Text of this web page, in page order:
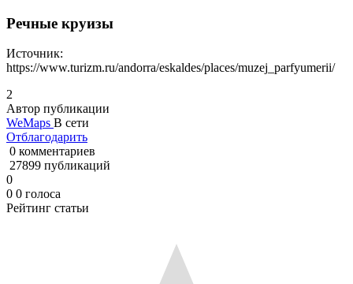
Речные круизы
Источник:
https://www.turizm.ru/andorra/eskaldes/places/muzej_parfyumerii/
2
Автор публикации
WeMaps В сети
Отблагодарить
0 комментариев
27899 публикаций
0
0 0 голоса
Рейтинг статьи